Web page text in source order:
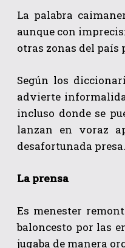
He leído
La palabra
aunque con
otras zonas del país
Según los
advierte
incluso donde se
lanzan en voraz
desafortunada presa.
La prensa
Es menester
baloncesto por las
jugaba de manera